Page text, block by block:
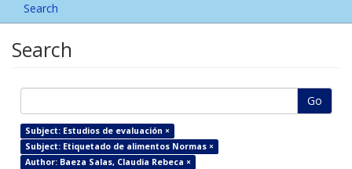
Search
Search
Go
Subject: Estudios de evaluación ×
Subject: Etiquetado de alimentos Normas ×
Author: Baeza Salas, Claudia Rebeca ×